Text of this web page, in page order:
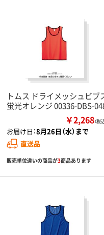
トムス ドライメッシュビブ
蛍光オレンジ 00336-DBS-
￥2,268（税
お届け日：8月26日（水）まで
直送品
販売単位違いの商品が3商品あります